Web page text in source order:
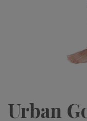
Urban